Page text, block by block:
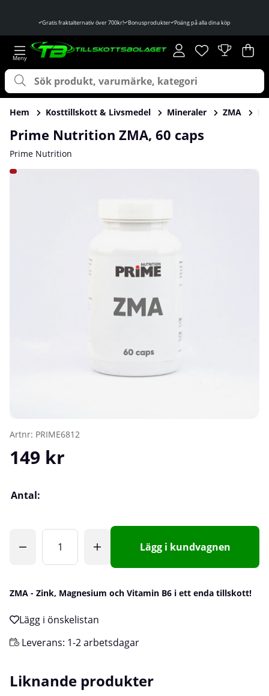
Gratis fraktalternativ över 700kr! Bonusprodukter Poäng på alla dina köp
Önskelista
Antal i
. .
Hem Kosttillskott & Livsmedel Mineraler ZMA
Prime Nutrition ZMA, 60 caps
Prime Nutrition
Produktbilder Prime Nutrition ZMA, 60 caps
Artnr: PRIME6812
149 kr
Antal:
Lägg i kundvagnen
ZMA - Zink, Magnesium och Vitamin B6 i ett enda tillskott!
Leverans: 1-2 arbetsdagar
Liknande produkter